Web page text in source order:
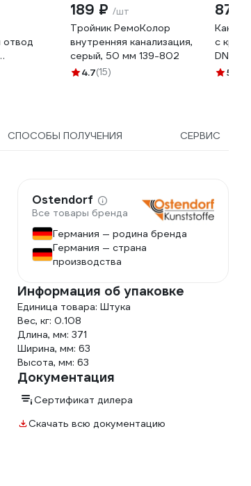
отвод
189 ₽ /шт
Тройник РемоКолор
внутренняя канализация,
серый, 50 мм 139-802
4.7(15)
87 ₽
с
DN 50
5
СПОСОБЫ ПОЛУЧЕНИЯ СЕРВИС
Ostendorf
Все товары бренда
Германия — родина бренда
Германия — страна
производства
Информация об упаковке
Единица товара: Штука
Вес, кг: 0.108
Длина, мм: 371
Ширина, мм: 63
Высота, мм: 63
Документация
Сертификат дилера
Скачать всю документацию